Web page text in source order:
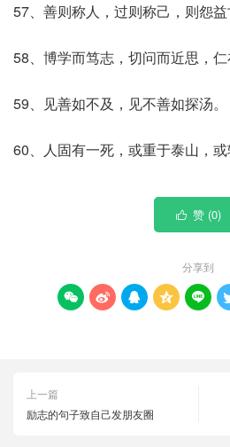
57、善则称人，过则称己，则怨益
58、博学而笃志，切问而近思，仁
59、见善如不及，见不善如探汤。
60、人固有一死，或重于泰山，或
 赞 (0)
分享到
    
上一篇
励志的句子致自己发朋友圈